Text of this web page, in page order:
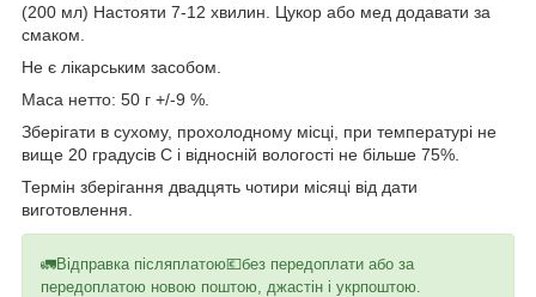
(200 мл) Настояти 7-12 хвилин. Цукор або мед додавати за
смаком.
Не є лікарським засобом.
Маса нетто: 50 г +/-9 %.
Зберігати в сухому, прохолодному місці, при температурі не
вище 20 градусів С і відносній вологості не більше 75%.
Термін зберігання двадцять чотири місяці від дати
виготовлення.
🚛Відправка післяплатою💶без передоплати або за
передоплатою новою поштою, джастін і укрпоштою.